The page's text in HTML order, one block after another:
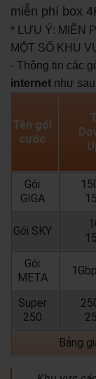
miễn phí box
* LƯU Ý: MIỄN
MỘT SỐ KHU
- Thông tin các
internet như
Tên gói
cước
Gói
GIGA
Gói SKY
Gói
META
Super
250
Bảng